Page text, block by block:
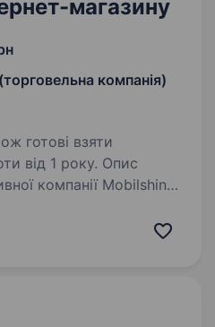
магазину
компанія)
готові взяти
1 року. Опис
компанії Mobilshina,
сервісних